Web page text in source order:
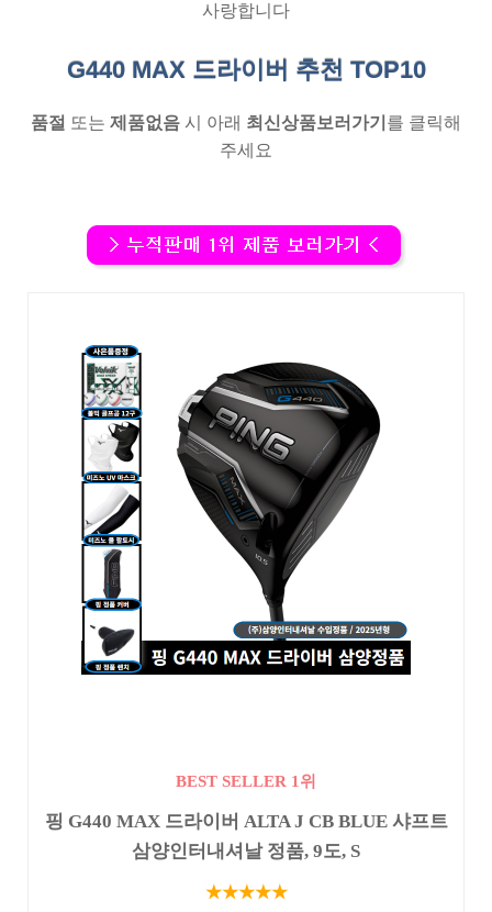
사랑합니다
G440 MAX 드라이버 추천 TOP10
품절 또는 제품없음 시 아래 최신상품보러가기 를 클릭해
주세요
BEST SELLER 1위
핑 G440 MAX 드라이버 ALTA J CB BLUE 샤프트
삼양인터내셔날 정품, 9도, S
★★★★★